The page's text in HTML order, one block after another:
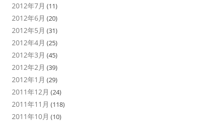
2012年7月 (11)
2012年6月 (20)
2012年5月 (31)
2012年4月 (25)
2012年3月 (45)
2012年2月 (39)
2012年1月 (29)
2011年12月 (24)
2011年11月 (118)
2011年10月 (10)